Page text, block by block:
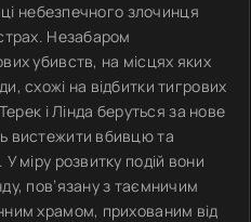
небезпечного злочинця
Незабаром
убивств, на місцях яких
схожі на відбитки тигрових
і Лінда беруться за нове
вистежити вбивцю та
міру розвитку подій вони
пов’язану з таємничим
храмом, прихованим від